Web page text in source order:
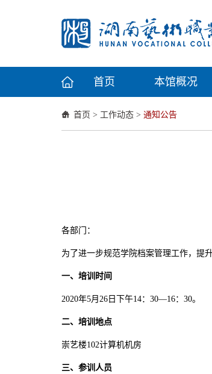
首页 本馆概况
首页 > 工作动态 > 通知公告
各部门：
为了进一步规范学院档案管理工作，提
一、培训时间
2020年5月26日下午14：30—16：30。
二、培训地点
崇艺楼102计算机机房
三、参训人员